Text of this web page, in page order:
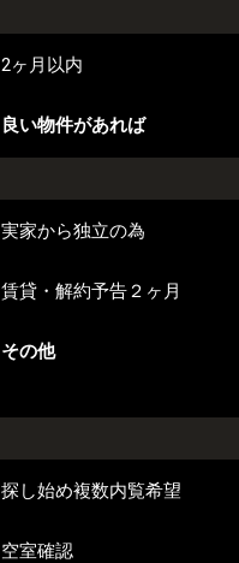
2ヶ月以内
良い物件があれば
実家から独立の為
賃貸・解約予告２ヶ月
その他
探し始め複数内覧希望
空室確認